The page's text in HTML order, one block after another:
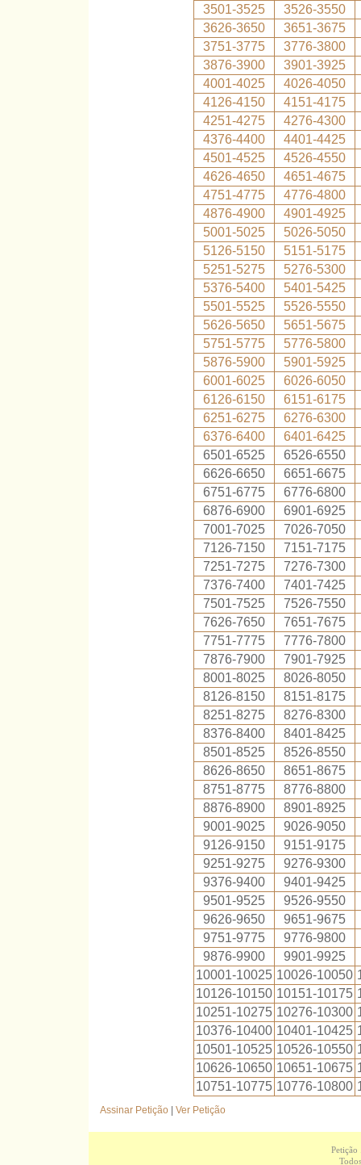
3501-3525
3526-3550
3626-3650
3651-3675
3751-3775
3776-3800
3876-3900
3901-3925
4001-4025
4026-4050
4126-4150
4151-4175
4251-4275
4276-4300
4376-4400
4401-4425
4501-4525
4526-4550
4626-4650
4651-4675
4751-4775
4776-4800
4876-4900
4901-4925
5001-5025
5026-5050
5126-5150
5151-5175
5251-5275
5276-5300
5376-5400
5401-5425
5501-5525
5526-5550
5626-5650
5651-5675
5751-5775
5776-5800
5876-5900
5901-5925
6001-6025
6026-6050
6126-6150
6151-6175
6251-6275
6276-6300
6376-6400
6401-6425
6501-6525
6526-6550
6626-6650
6651-6675
6751-6775
6776-6800
6876-6900
6901-6925
7001-7025
7026-7050
7126-7150
7151-7175
7251-7275
7276-7300
7376-7400
7401-7425
7501-7525
7526-7550
7626-7650
7651-7675
7751-7775
7776-7800
7876-7900
7901-7925
8001-8025
8026-8050
8126-8150
8151-8175
8251-8275
8276-8300
8376-8400
8401-8425
8501-8525
8526-8550
8626-8650
8651-8675
8751-8775
8776-8800
8876-8900
8901-8925
9001-9025
9026-9050
9126-9150
9151-9175
9251-9275
9276-9300
9376-9400
9401-9425
9501-9525
9526-9550
9626-9650
9651-9675
9751-9775
9776-9800
9876-9900
9901-9925
10001-10025 10026-10050
10126-10150 10151-10175
10251-10275 10276-10300
10376-10400 10401-10425
10501-10525 10526-10550
10626-10650 10651-10675
10751-10775 10776-10800
Assinar Petição Ver Petição
Petição